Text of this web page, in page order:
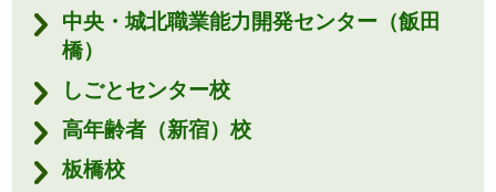
中央・城北職業能力開発センター（飯田
橋）
しごとセンター校
高年齢者（新宿）校
板橋校